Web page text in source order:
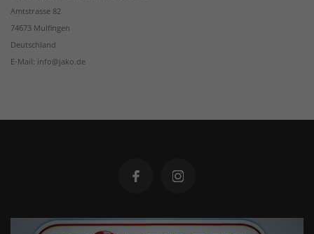
Amtstrasse 82
74673 Mulfingen
Deutschland
E-Mail: info@jako.de